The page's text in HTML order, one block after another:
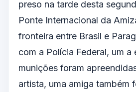
preso na tarde desta
Ponte Internacional da
fronteira entre Brasil e
com a Polícia Federal, um a
munições foram
artista, uma amiga também